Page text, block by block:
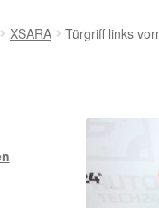
XSARA Türgriff links